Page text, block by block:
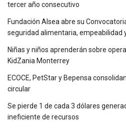
tercer año consecutivo
Fundación Alsea abre su
seguridad alimentaria, empeabilidad
Niñas y niños aprenderán sobre
KidZania Monterrey
ECOCE, PetStar y Bepensa
circular
Se pierde 1 de cada 3 dólares
ineficiente de recursos